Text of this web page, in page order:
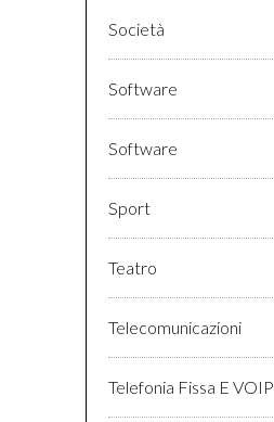
Società
Software
Software
Sport
Teatro
Telecomunicazioni
Telefonia Fissa E VOIP